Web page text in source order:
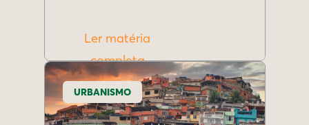
Ler matéria
completa
URBANISMO